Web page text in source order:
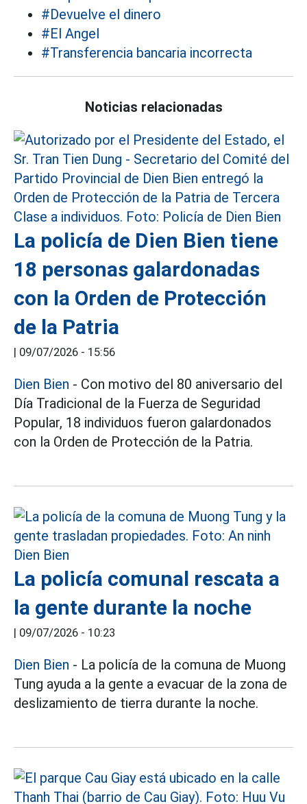
#Devuelve el dinero
#El Angel
#Transferencia bancaria incorrecta
Noticias relacionadas
La policía de Dien Bien tiene
18 personas galardonadas
con la Orden de Protección
de la Patria
09/07/2026 - 15:56
Dien Bien - Con motivo del 80 aniversario del
Día Tradicional de la Fuerza de Seguridad
Popular, 18 individuos fueron galardonados
con la Orden de Protección de la Patria.
La policía comunal rescata a
la gente durante la noche
09/07/2026 - 10:23
Dien Bien - La policía de la comuna de Muong
Tung ayuda a la gente a evacuar de la zona de
deslizamiento de tierra durante la noche.